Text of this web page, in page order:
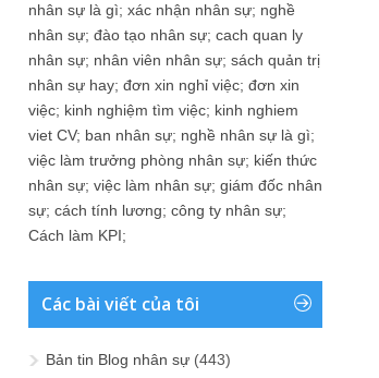
nhân sự là gì; xác nhận nhân sự; nghề
nhân sự; đào tạo nhân sự; cach quan ly
nhân sự; nhân viên nhân sự; sách quản trị
nhân sự hay; đơn xin nghỉ việc; đơn xin
việc; kinh nghiệm tìm việc; kinh nghiem
viet CV; ban nhân sự; nghề nhân sự là gì;
việc làm trưởng phòng nhân sự; kiến thức
nhân sự; việc làm nhân sự; giám đốc nhân
sự; cách tính lương; công ty nhân sự;
Cách làm KPI;
Các bài viết của tôi
Bản tin Blog nhân sự (443)